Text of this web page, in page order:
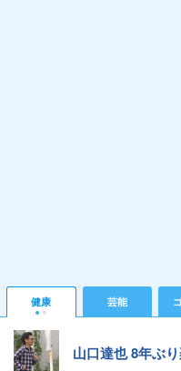
健康 芸能
山口達也 8年ぶ